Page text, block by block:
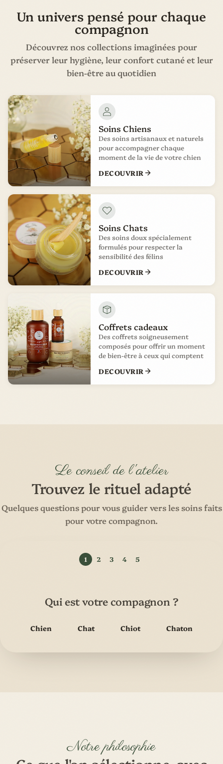
Un univers pensé pour chaque
compagnon
Découvrez nos collections imaginées pour
préserver leur hygiène, leur confort cutané et leur
bien-être au quotidien
Soins Chiens
Des soins artisanaux et naturels
pour accompagner chaque
moment de la vie de votre chien
DECOUVRIR
Soins Chats
Des soins doux spécialement
formulés pour respecter la
sensibilité des félins
DECOUVRIR
Coffrets cadeaux
Des coffrets soigneusement
composés pour offrir un moment
de bien-être à ceux qui comptent
DECOUVRIR
Le conseil de l'atelier
Trouvez le rituel adapté
Quelques questions pour vous guider vers les soins faits
pour votre compagnon.
Qui est votre compagnon ?
Chien Chat Chiot Chaton
Notre philosophie